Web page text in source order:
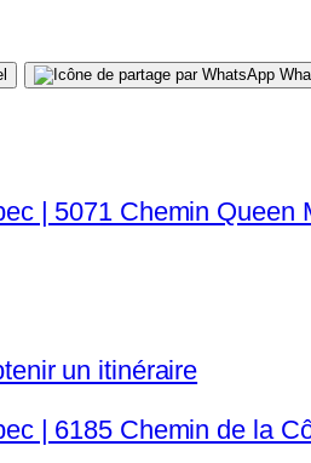
| 5071 Chemin Queen
un itinéraire
| 6185 Chemin de la